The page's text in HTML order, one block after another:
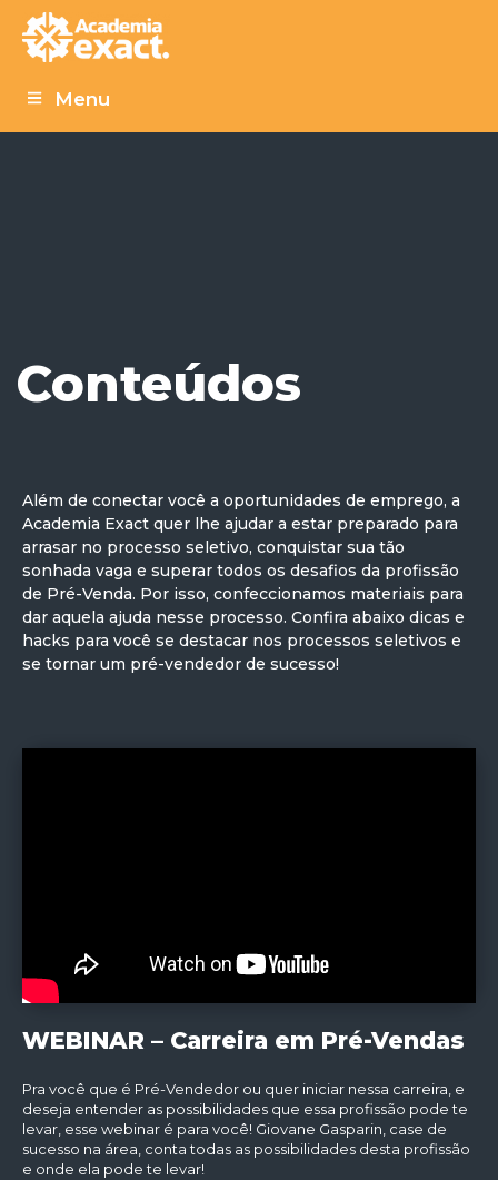
Menu
Conteúdos
Além de conectar você a oportunidades de emprego, a
Academia Exact quer lhe ajudar a estar preparado para
arrasar no processo seletivo, conquistar sua tão
sonhada vaga e superar todos os desafios da profissão
de Pré-Venda. Por isso, confeccionamos materiais para
dar aquela ajuda nesse processo. Confira abaixo dicas e
hacks para você se destacar nos processos seletivos e
se tornar um pré-vendedor de sucesso!
WEBINAR – Carreira em Pré-Vendas
Pra você que é Pré-Vendedor ou quer iniciar nessa carreira, e
deseja entender as possibilidades que essa profissão pode te
levar, esse webinar é para você! Giovane Gasparin, case de
sucesso na área, conta todas as possibilidades desta profissão
e onde ela pode te levar!